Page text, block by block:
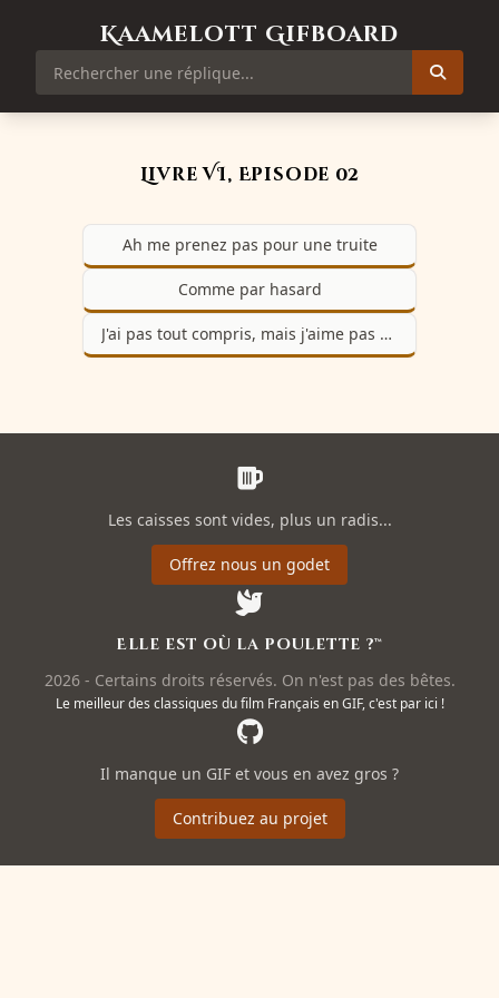
Kaamelott Gifboard
Livre VI, Episode 02
Ah me prenez pas pour une truite
Comme par hasard
J'ai pas tout compris, mais j'aime pas bien ça
Les caisses sont vides, plus un radis...
Offrez nous un godet
Elle est où la poulette ?™
2026 - Certains droits réservés. On n'est pas des bêtes.
Le meilleur des classiques du film Français en GIF, c'est par ici !
Il manque un GIF et vous en avez gros ?
Contribuez au projet